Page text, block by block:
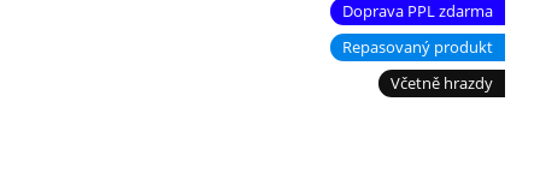
Doprava PPL zdarma
Repasovaný produkt
Včetně hrazdy